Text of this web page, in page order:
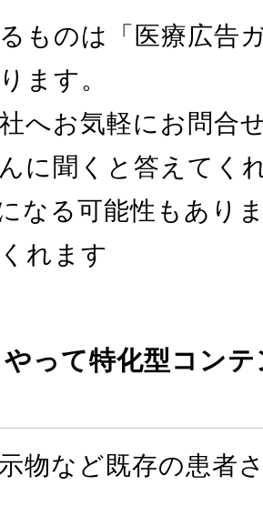
ものは「医療広告
ます。
へお気軽にお問合
に聞くと答えてく
なる可能性もあり
れます
って特化型コン
物など既存の患者